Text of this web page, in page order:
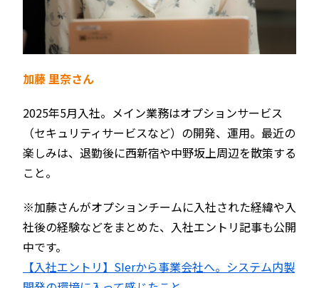
加藤 里奈さん
2025年5月入社。メイン業務はオプションサービス
（セキュリティサービスなど）の開発、運用‬‬。最近の
楽しみは、退勤後に西新宿や中野坂上周辺を散策する
こと。
※加藤さんがオプションチームに入社された経緯や入
社後の経験などをまとめた、入社エントリ記事も公開
中です。
【入社エントリ】SIerから事業会社へ。システム内製